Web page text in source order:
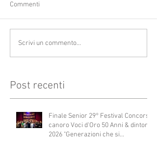
Commenti
Scrivi un commento...
Post recenti
Finale Senior 29° Festival Concorso
canoro Voci d'Oro 50 Anni & dintorni
2026 "Generazioni che si